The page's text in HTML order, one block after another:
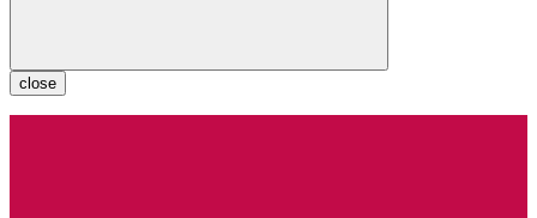
close